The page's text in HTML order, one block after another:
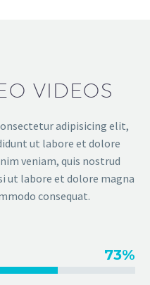
VIDEOS
adipisicing elit,
ut labore et dolore
veniam, quis nostrud
ut labore et dolore magna
consequat.
73%